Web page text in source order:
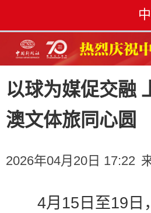
以球为媒促交融
澳文体旅同心圆
2026年04月20日 17:22
4月15日至19日，